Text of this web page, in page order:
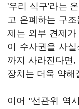
'우리 식구'라는
고 은폐하는 구
제는 외부 견제
이 수사권을 사
까지 사라진다면
장치는 더욱 약해
이어 "선관위 역